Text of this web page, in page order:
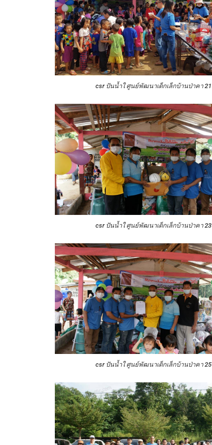
csr ปันน้ำใ ศูนย์พัฒนาเด็กเล็กบ้านป่าคา 21
csr ปันน้ำใ ศูนย์พัฒนาเด็กเล็กบ้านป่าคา 23
csr ปันน้ำใ ศูนย์พัฒนาเด็กเล็กบ้านป่าคา 25